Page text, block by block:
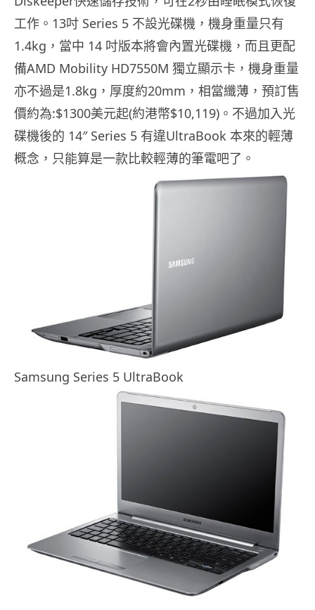
工作。13吋 Series 5 不設光碟機，機身重量只有
1.4kg，當中 14 吋版本將會內置光碟機，而且更配
備AMD Mobility HD7550M 獨立顯示卡，機身重量
亦不過是1.8kg，厚度約20mm，相當纖薄，預訂售
價約為:$1300美元起(約港幣$10,119)。不過加入光
碟機後的 14″ Series 5 有違UltraBook 本來的輕薄
概念，只能算是一款比較輕薄的筆電吧了。
Samsung Series 5 UltraBook